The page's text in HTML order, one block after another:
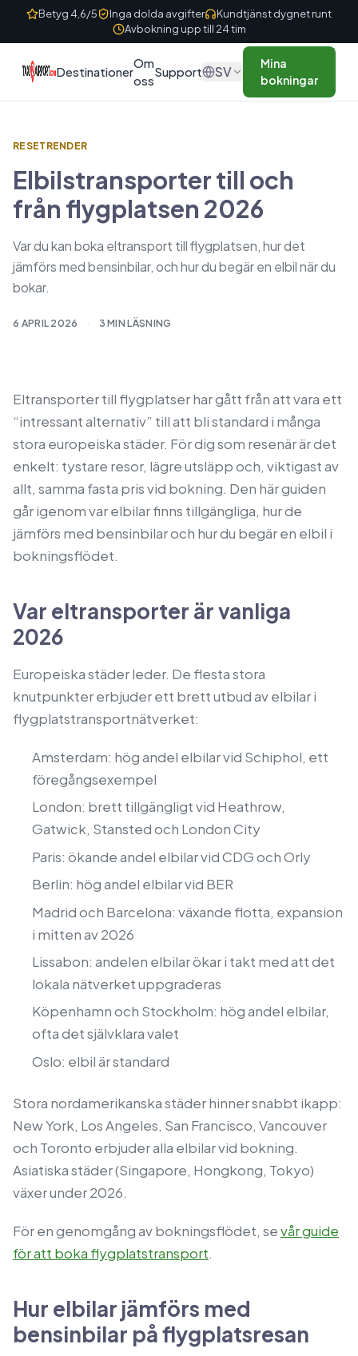
Skip to content
Betyg 4,6/5 Inga dolda avgifter
Kundtjänst dygnet runt
Avbokning upp till 24 tim
Destinationer
Om
oss
Support SV
Mina
bokningar
RESETRENDER
Elbilstransporter till och
från flygplatsen 2026
Var du kan boka eltransport till flygplatsen, hur det
jämförs med bensinbilar, och hur du begär en elbil när du
bokar.
6 APRIL 2026 · 3 MIN LÄSNING
Eltransporter till flygplatser har gått från att vara ett
“intressant alternativ” till att bli standard i många
stora europeiska städer. För dig som resenär är det
enkelt: tystare resor, lägre utsläpp och, viktigast av
allt, samma fasta pris vid bokning. Den här guiden
går igenom var elbilar finns tillgängliga, hur de
jämförs med bensinbilar och hur du begär en elbil i
bokningsflödet.
Var eltransporter är vanliga
2026
Europeiska städer leder. De flesta stora
knutpunkter erbjuder ett brett utbud av elbilar i
flygplatstransportnätverket:
Amsterdam: hög andel elbilar vid Schiphol, ett
föregångsexempel
London: brett tillgängligt vid Heathrow,
Gatwick, Stansted och London City
Paris: ökande andel elbilar vid CDG och Orly
Berlin: hög andel elbilar vid BER
Madrid och Barcelona: växande flotta, expansion
i mitten av 2026
Lissabon: andelen elbilar ökar i takt med att det
lokala nätverket uppgraderas
Köpenhamn och Stockholm: hög andel elbilar,
ofta det självklara valet
Oslo: elbil är standard
Stora nordamerikanska städer hinner snabbt ikapp:
New York, Los Angeles, San Francisco, Vancouver
och Toronto erbjuder alla elbilar vid bokning.
Asiatiska städer (Singapore, Hongkong, Tokyo)
växer under 2026.
För en genomgång av bokningsflödet, sevår guide
för att boka flygplatstransport.
Hur elbilar jämförs med
bensinbilar på flygplatsresan